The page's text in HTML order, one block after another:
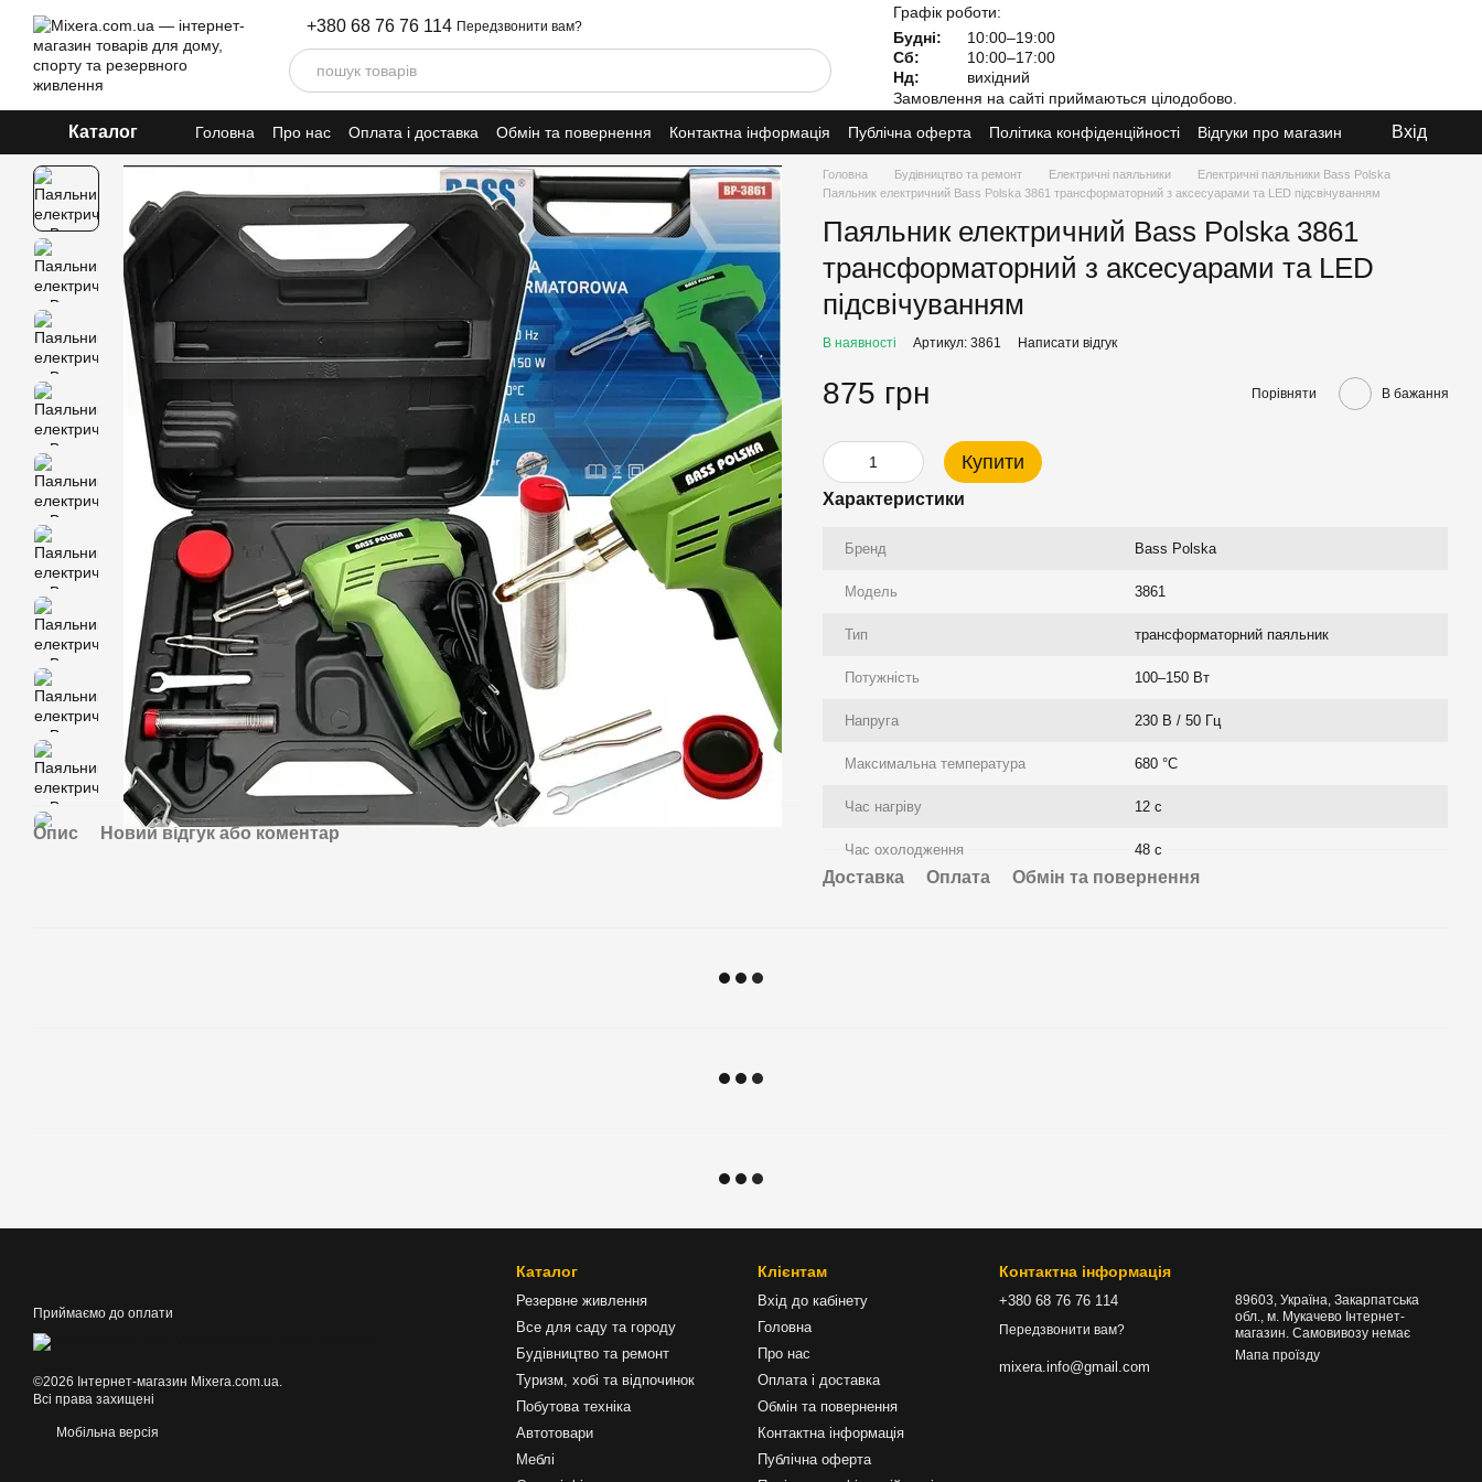
Перейти до основного контенту +380 68 76 76 114 Передзвонити вам?
Графік роботи:
Будні:
10:00–19:00
Сб:
10:00–17:00
Нд:
вихідний
Замовлення на сайті приймаються цілодобово.
Каталог Головна Про нас Оплата і доставка Обмін та повернення Контактна інформація Публічна оферта Політика конфіденційності Відгуки про магазин Вхід
Опис Новий відгук або коментар
Головна Будівництво та ремонт Електричні паяльники
Електричні паяльники Bass Polska
Паяльник електричний Bass Polska 3861 трансформаторний з аксесуарами та LED підсвічуванням
Паяльник електричний Bass Polska 3861
трансформаторний з аксесуарами та LED
підсвічуванням
В наявності Артикул: 3861 Написати відгук
875 грн Порівняти В бажання
Купити
Характеристики
Бренд Bass Polska
Модель 3861
Тип трансформаторний паяльник
Потужність 100–150 Вт
Напруга 230 В / 50 Гц
Максимальна температура 680 °C
Час нагріву 12 с
Час охолодження 48 с
Доставка Оплата Обмін та повернення
Приймаємо до оплати
©2026 Інтернет-магазин Mixera.com.ua.
Всі права захищені
Мобільна версія
Каталог
Резервне живлення
Все для саду та городу
Будівництво та ремонт
Туризм, хобі та відпочинок
Побутова техніка
Автотовари
Меблі
Клієнтам
Вхід до кабінету
Головна
Про нас
Оплата і доставка
Обмін та повернення
Контактна інформація
Публічна оферта
Контактна інформація
+380 68 76 76 114
Передзвонити вам?
mixera.info@gmail.com
89603, Україна, Закарпатська
обл., м. Мукачево Інтернет-
магазин. Самовивозу немає
Мапа проїзду